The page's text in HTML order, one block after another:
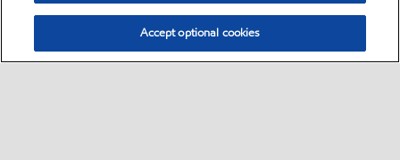
Accept optional cookies